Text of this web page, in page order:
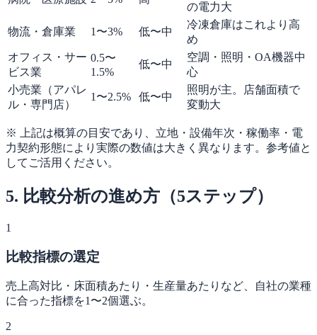
の電力大
物流・倉庫業 1〜3% 低〜中
冷凍倉庫はこれより高
め
オフィス・サー
ビス業
0.5〜
1.5%
低〜中
空調・照明・OA機器中
心
小売業（アパレ
ル・専門店）
1〜2.5% 低〜中
照明が主。店舗面積で
変動大
※ 上記は概算の目安であり、立地・設備年次・稼働率・電
力契約形態により実際の数値は大きく異なります。参考値と
してご活用ください。
5. 比較分析の進め方（5ステップ）
1
比較指標の選定
売上高対比・床面積あたり・生産量あたりなど、自社の業種
に合った指標を1〜2個選ぶ。
2